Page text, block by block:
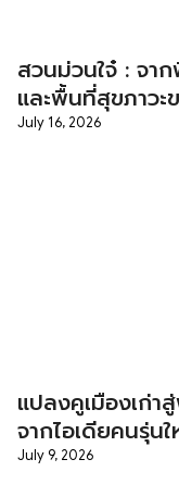
สวนม่วนใจ๋ : จา
และพื้นที่สุขภาวะ
July 16, 2026
แปลงคูเมืองเก่า
จากไอเดียคนรุ่น
July 9, 2026